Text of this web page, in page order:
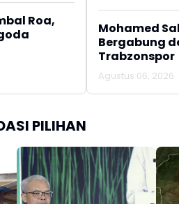
Roa,
Mohamed
Bergabung
Trabzonspor
Agustus 06, 2026
PILIHAN